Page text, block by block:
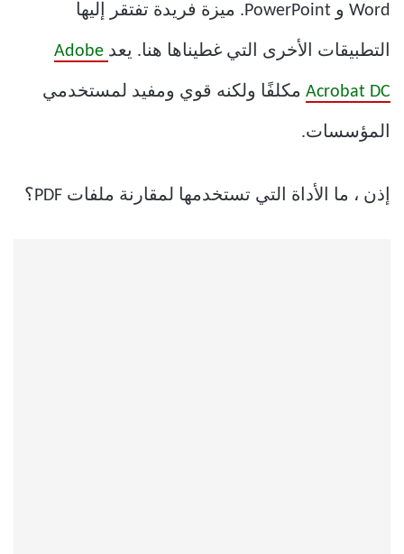
Word و PowerPoint. ميزة فريدة تفتقر إليها
التطبيقات الأخرى التي غطيناها هنا. يعد Adobe
Acrobat DC مكلفًا ولكنه قوي ومفيد لمستخدمي
المؤسسات.
إذن ، ما الأداة التي تستخدمها لمقارنة ملفات PDF؟